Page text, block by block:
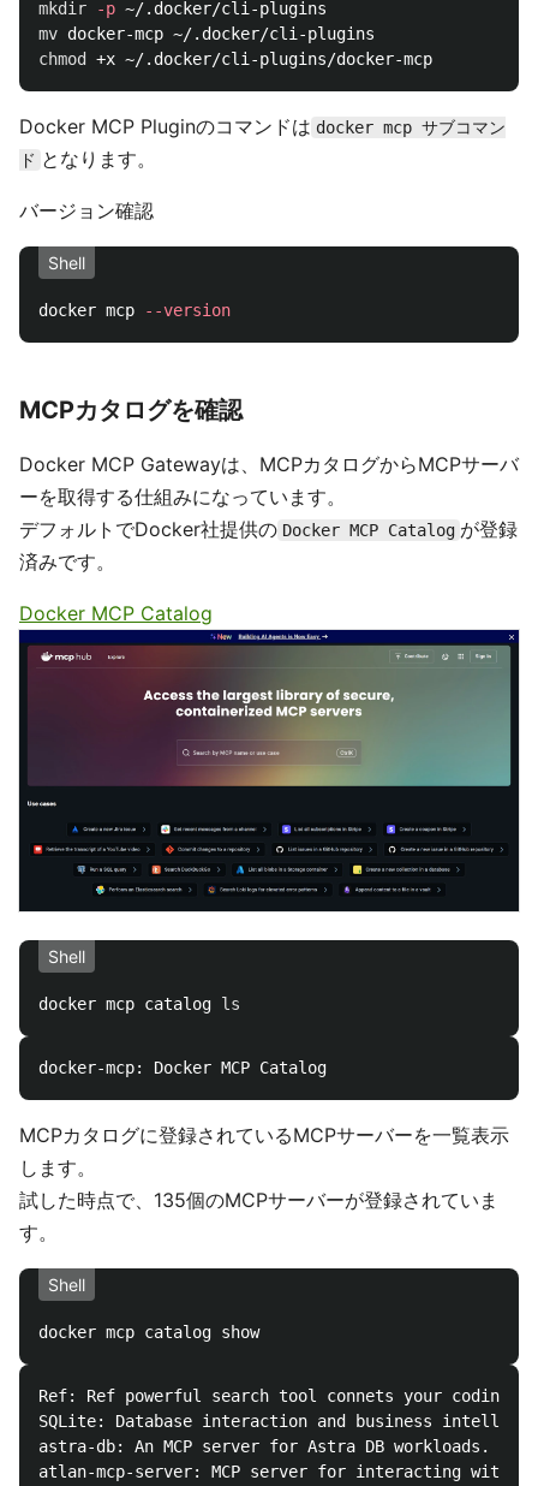
mkdir -p
mv
chmod
Docker MCP Pluginのコマンドは docker mcp サブコマン
ド となります。
バージョン確認
Shell
docker mcp --version
MCPカタログを確認
Docker MCP Gatewayは、MCPカタログからMCPサーバ
ーを取得する仕組みになっています。
デフォルトでDocker社提供の Docker MCP Catalog が登録
済みです。
Docker MCP Catalog
Shell
docker mcp catalog ls
MCPカタログに登録されているMCPサーバーを一覧表示
します。
試した時点で、135個のMCPサーバーが登録されていま
す。
Shell
Ref: Ref powerful search tool connets your coding
SQLite: Database interaction and business
astra-db: An MCP server for Astra DB workloads.
atlan-mcp-server: MCP server for interacting with